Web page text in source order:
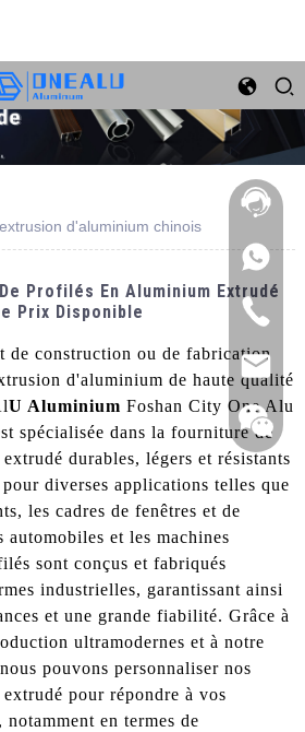
d'aluminium chinois
Profilés En Aluminium Extrudé
Prix Disponible
de construction ou de fabrication
d'aluminium de haute qualité
U Aluminium Foshan City One Alu
spécialisée dans la fourniture de
durables, légers et résistants
diverses applications telles que
les cadres de fenêtres et de
automobiles et les machines
sont conçus et fabriqués
industrielles, garantissant ainsi
et une grande fiabilité. Grâce à
ultramodernes et à notre
pouvons personnaliser nos
pour répondre à vos
en termes de